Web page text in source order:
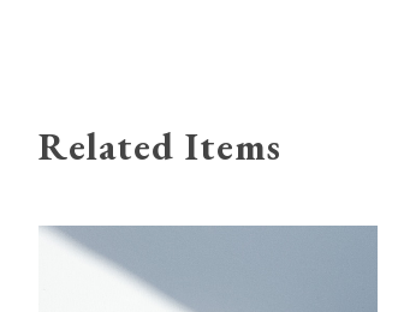
Related Items